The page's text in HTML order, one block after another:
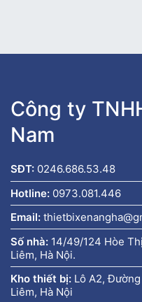
Công ty
Nam
SĐT: 0246.686.53.48
Hotline: 0973.081.446
Email:
Số nhà: 14/49/124 Hòe
Liêm, Hà Nội.
Kho thiết bị: Lô A2,
Liêm, Hà Nội